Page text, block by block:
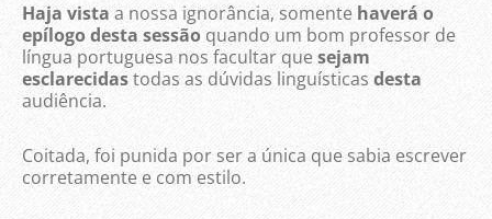
Haja vista a nossa ignorância, somente haverá o
epílogo desta sessão quando um bom professor de
língua portuguesa nos facultar quesejam
esclarecidastodas as dúvidas linguísticas desta
audiência.
Coitada, foi punida por ser a única que sabia escrever
corretamente e com estilo.